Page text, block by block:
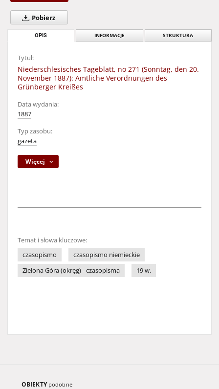
Pobierz
OPIS INFORMACJE STRUKTURA
Tytuł:
Niederschlesisches Tageblatt, no 271 (Sonntag, den 20.
November 1887): Amtliche Verordnungen des
Grünberger Kreißes
Data wydania:
1887
Typ zasobu:
gazeta
Więcej
Temat i słowa kluczowe:
czasopismo
czasopismo niemieckie
Zielona Góra (okręg) - czasopisma
19 w.
OBIEKTY podobne